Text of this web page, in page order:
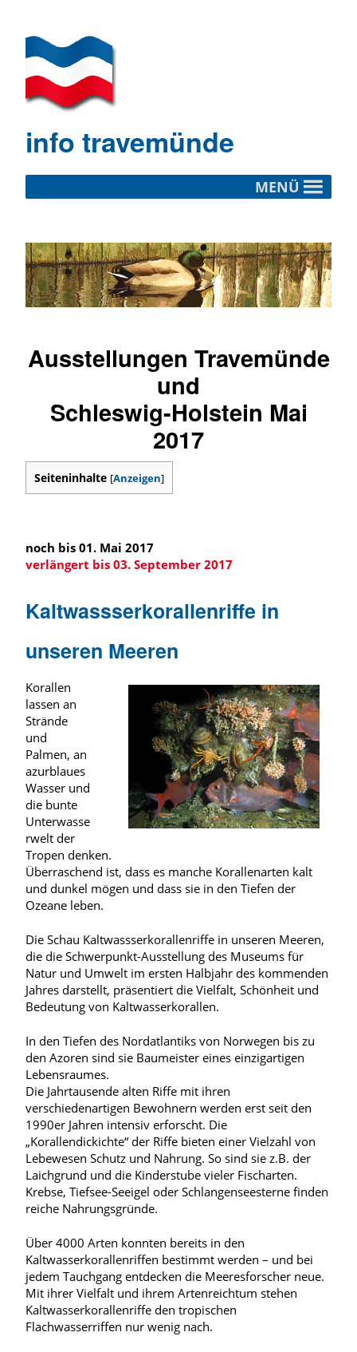
info travemünde
MENÜ
Ausstellungen Travemünde
und
Schleswig-Holstein Mai
2017
Seiteninhalte [Anzeigen]
noch bis 01. Mai 2017
verlängert bis 03. September 2017
Kaltwassserkorallenriffe in
unseren Meeren
Korallen
lassen an
Strände
und
Palmen, an
azurblaues
Wasser und
die bunte
Unterwasse
rwelt der
Tropen denken.
Überraschend ist, dass es manche Korallenarten kalt
und dunkel mögen und dass sie in den Tiefen der
Ozeane leben.
Die Schau Kaltwassserkorallenriffe in unseren Meeren,
die die Schwerpunkt-Ausstellung des Museums für
Natur und Umwelt im ersten Halbjahr des kommenden
Jahres darstellt, präsentiert die Vielfalt, Schönheit und
Bedeutung von Kaltwasserkorallen.
In den Tiefen des Nordatlantiks von Norwegen bis zu
den Azoren sind sie Baumeister eines einzigartigen
Lebensraumes.
Die Jahrtausende alten Riffe mit ihren
verschiedenartigen Bewohnern werden erst seit den
1990er Jahren intensiv erforscht. Die
„Korallendickichte“ der Riffe bieten einer Vielzahl von
Lebewesen Schutz und Nahrung. So sind sie z.B. der
Laichgrund und die Kinderstube vieler Fischarten.
Krebse, Tiefsee-Seeigel oder Schlangenseesterne finden
reiche Nahrungsgründe.
Über 4000 Arten konnten bereits in den
Kaltwasserkorallenriffen bestimmt werden – und bei
jedem Tauchgang entdecken die Meeresforscher neue.
Mit ihrer Vielfalt und ihrem Artenreichtum stehen
Kaltwasserkorallenriffe den tropischen
Flachwasserriffen nur wenig nach.